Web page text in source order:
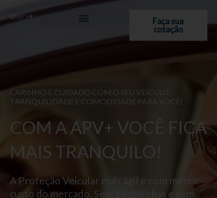
para
Faça sua
cotação
CARINHO E CUIDADO COM O SEU VEÍCULO,
TRANQUILIDADE E COMODIDADE PARA VOCÊ!
COM A APV+ VOCÊ FICA
MAIS TRANQUILO!
A Proteção Veicular mais ágil e com menor
custo do mercado. Sem pegadinhas e sem